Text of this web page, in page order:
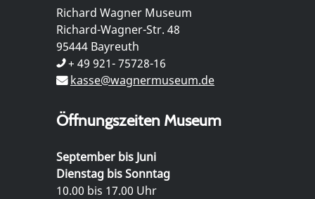
Richard Wagner Museum
Richard-Wagner-Str. 48
95444 Bayreuth
+ 49 921- 75728-16
kasse@wagnermuseum.de
Öffnungszeiten Museum
September bis Juni
Dienstag bis Sonntag
10.00 bis 17.00 Uhr